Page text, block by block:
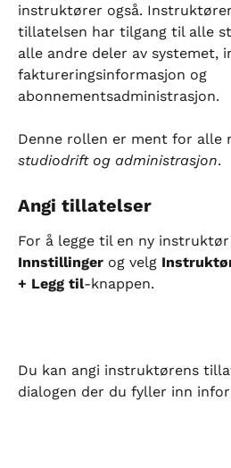
instruktører også.
tillatelsen har tilgang til alle
alle andre deler av systemet,
faktureringsinformasjon og
abonnementsadministrasjon.
Denne rollen er ment for alle
studiodrift og administrasjon.
Angi tillatelser
For å legge til en ny
Innstillinger og velg
+ Legg til-knappen.
Du kan angi instruktørens
dialogen der du fyller inn